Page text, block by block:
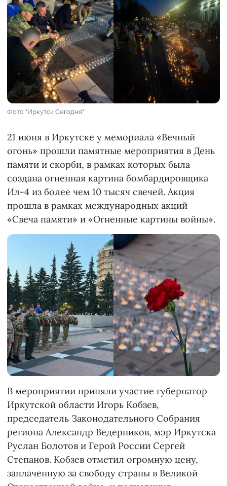
Фото "Иркутск Сегодня"
21 июня в Иркутске у мемориала «Вечный
огонь» прошли памятные мероприятия в День
памяти и скорби, в рамках которых была
создана огненная картина бомбардировщика
Ил-4 из более чем 10 тысяч свечей. Акция
прошла в рамках международных акций
«Свеча памяти» и «Огненные картины войны».
В мероприятии приняли участие губернатор
Иркутской области Игорь Кобзев,
председатель Законодательного Собрания
региона Александр Ведерников, мэр Иркутска
Руслан Болотов и Герой России Сергей
Степанов. Кобзев отметил огромную цену,
заплаченную за свободу страны в Великой